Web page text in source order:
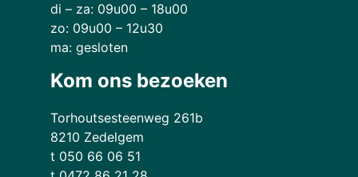
di – za: 09u00 – 18u00
zo: 09u00 – 12u30
ma: gesloten
Kom ons bezoeken
Torhoutsesteenweg 261b
8210 Zedelgem
t 050 66 06 51